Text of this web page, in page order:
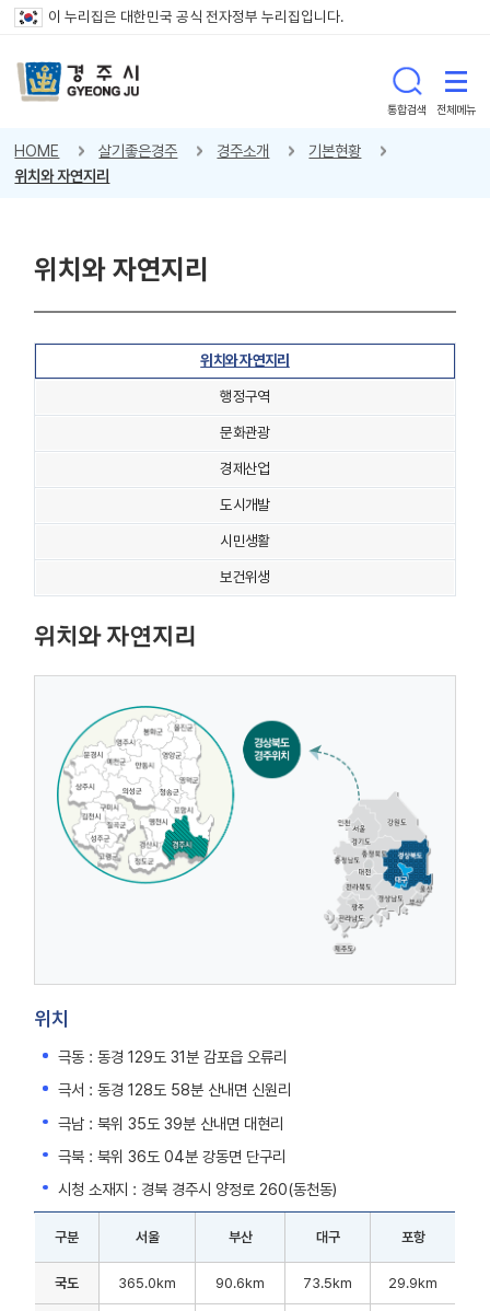
이 누리집은 대한민국 공식 전자정부 누리집입니다.
통합검색 전체메뉴
HOME 살기좋은경주 경주소개
기본현황
위치와 자연지리
위치와 자연지리
위치와 자연지리
행정구역
문화관광
경제산업
도시개발
시민생활
보건위생
위치와 자연지리
위치
극동 : 동경 129도 31분 감포읍 오류리
극서 : 동경 128도 58분 산내면 신원리
극남 : 북위 35도 39분 산내면 대현리
극북 : 북위 36도 04분 강동면 단구리
시청 소재지 : 경북 경주시 양정로 260(동천동)
주요
도시간
구분 서울 부산 대구 포항
국도 365.0km 90.6km 73.5km 29.9km